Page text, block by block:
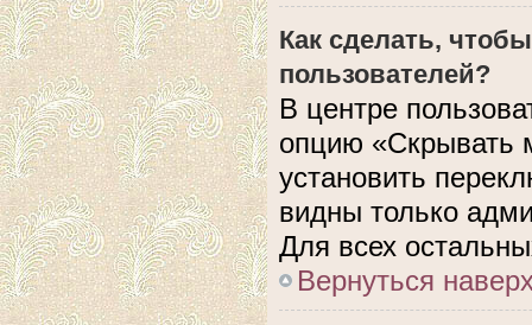
Как сделать,
пользователей?
В центре
опцию «Скрывать
установить
видны только
Для всех
Вернуться